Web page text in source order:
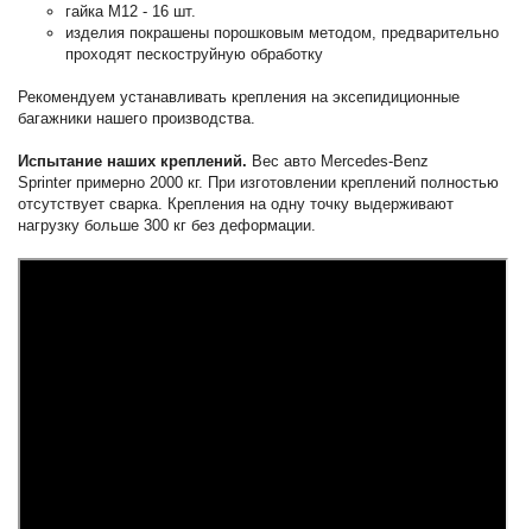
гайка М12 - 16 шт.
изделия покрашены порошковым методом, предварительно
проходят пескоструйную обработку
Рекомендуем устанавливать крепления на эксепидиционные
багажники нашего производства.
Испытание наших креплений. Вес авто Mercedes-Benz
Sprinter примерно 2000 кг. При изготовлении креплений полностью
отсутствует сварка. Крепления на одну точку выдерживают
нагрузку больше 300 кг без деформации.